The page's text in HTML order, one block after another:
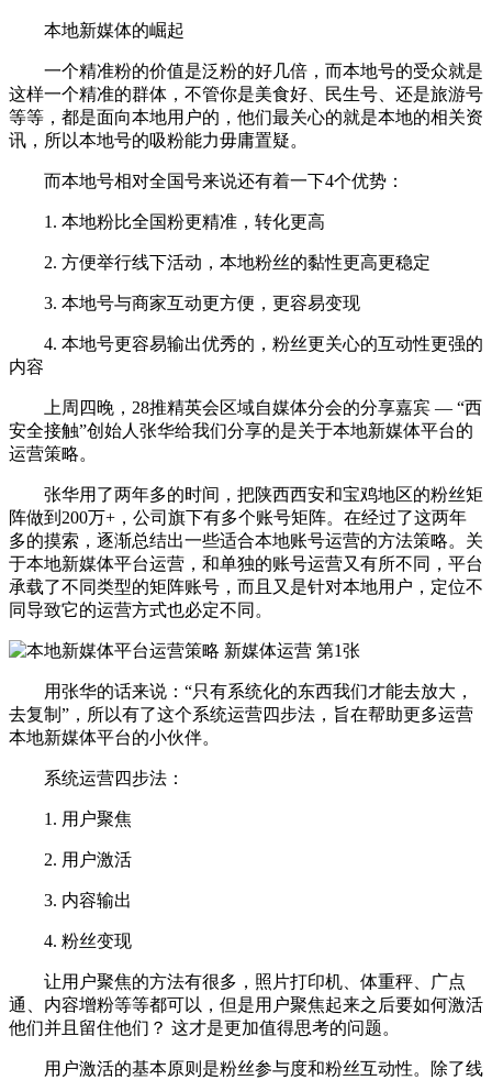
本地新媒体的崛起
一个精准粉的价值是泛粉的好几倍，而本地号的受众就是
这样一个精准的群体，不管你是美食好、民生号、还是旅游号
等等，都是面向本地用户的，他们最关心的就是本地的相关资
讯，所以本地号的吸粉能力毋庸置疑。
而本地号相对全国号来说还有着一下4个优势：
1. 本地粉比全国粉更精准，转化更高
2. 方便举行线下活动，本地粉丝的黏性更高更稳定
3. 本地号与商家互动更方便，更容易变现
4. 本地号更容易输出优秀的，粉丝更关心的互动性更强的
内容
上周四晚，28推精英会区域自媒体分会的分享嘉宾 — “西
安全接触”创始人张华给我们分享的是关于本地新媒体平台的
运营策略。
张华用了两年多的时间，把陕西西安和宝鸡地区的粉丝矩
阵做到200万+，公司旗下有多个账号矩阵。在经过了这两年
多的摸索，逐渐总结出一些适合本地账号运营的方法策略。关
于本地新媒体平台运营，和单独的账号运营又有所不同，平台
承载了不同类型的矩阵账号，而且又是针对本地用户，定位不
同导致它的运营方式也必定不同。
用张华的话来说：“只有系统化的东西我们才能去放大，
去复制”，所以有了这个系统运营四步法，旨在帮助更多运营
本地新媒体平台的小伙伴。
系统运营四步法：
1. 用户聚焦
2. 用户激活
3. 内容输出
4. 粉丝变现
让用户聚焦的方法有很多，照片打印机、体重秤、广点
通、内容增粉等等都可以，但是用户聚焦起来之后要如何激活
他们并且留住他们？ 这才是更加值得思考的问题。
用户激活的基本原则是粉丝参与度和粉丝互动性。除了线